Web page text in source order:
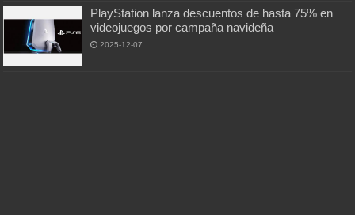
PlayStation lanza descuentos de hasta 75% en
videojuegos por campaña navideña
2025-12-07